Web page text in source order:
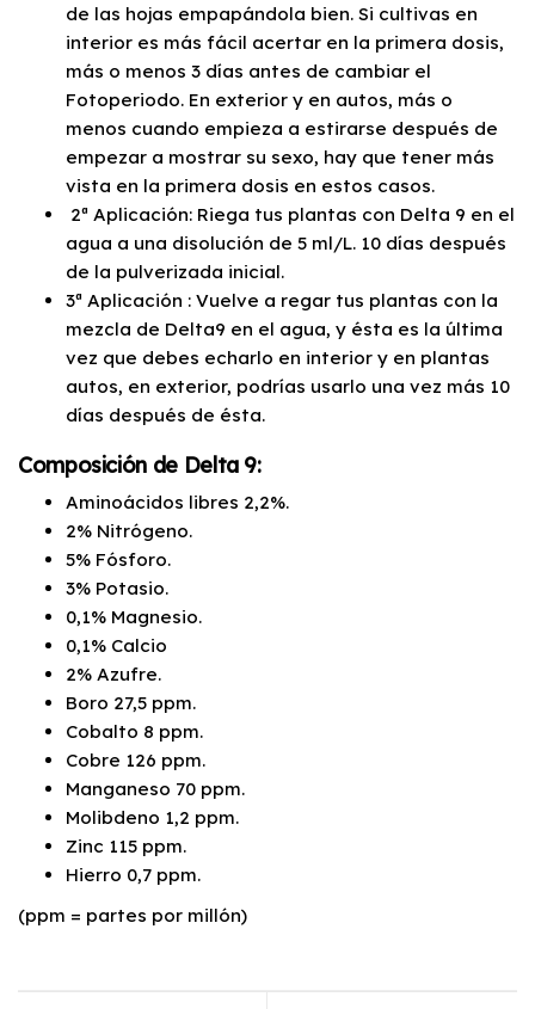
de las hojas empapándola bien. Si cultivas en
interior es más fácil acertar en la primera dosis,
más o menos 3 días antes de cambiar el
Fotoperiodo. En exterior y en autos, más o
menos cuando empieza a estirarse después de
empezar a mostrar su sexo, hay que tener más
vista en la primera dosis en estos casos.
2ª Aplicación: Riega tus plantas con Delta 9 en el
agua a una disolución de 5 ml/L. 10 días después
de la pulverizada inicial.
3ª Aplicación : Vuelve a regar tus plantas con la
mezcla de Delta9 en el agua, y ésta es la última
vez que debes echarlo en interior y en plantas
autos, en exterior, podrías usarlo una vez más 10
días después de ésta.
Composición de Delta 9:
Aminoácidos libres 2,2%.
2% Nitrógeno.
5% Fósforo.
3% Potasio.
0,1% Magnesio.
0,1% Calcio
2% Azufre.
Boro 27,5 ppm.
Cobalto 8 ppm.
Cobre 126 ppm.
Manganeso 70 ppm.
Molibdeno 1,2 ppm.
Zinc 115 ppm.
Hierro 0,7 ppm.
(ppm = partes por millón)